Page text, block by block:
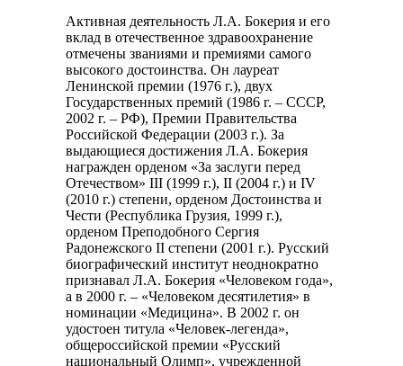
Активная деятельность Л.А. Бокерия и его
вклад в отечественное здравоохранение
отмечены званиями и премиями самого
высокого достоинства. Он лауреат
Ленинской премии (1976 г.), двух
Государственных премий (1986 г. – СССР,
2002 г. – РФ), Премии Правительства
Российской Федерации (2003 г.). За
выдающиеся достижения Л.А. Бокерия
награжден орденом «За заслуги перед
Отечеством» III (1999 г.), II (2004 г.) и IV
(2010 г.) степени, орденом Достоинства и
Чести (Республика Грузия, 1999 г.),
орденом Преподобного Сергия
Радонежского II степени (2001 г.). Русский
биографический институт неоднократно
признавал Л.А. Бокерия «Человеком года»,
а в 2000 г. – «Человеком десятилетия» в
номинации «Медицина». В 2002 г. он
удостоен титула «Человек-легенда»,
общероссийской премии «Русский
национальный Олимп», учрежденной